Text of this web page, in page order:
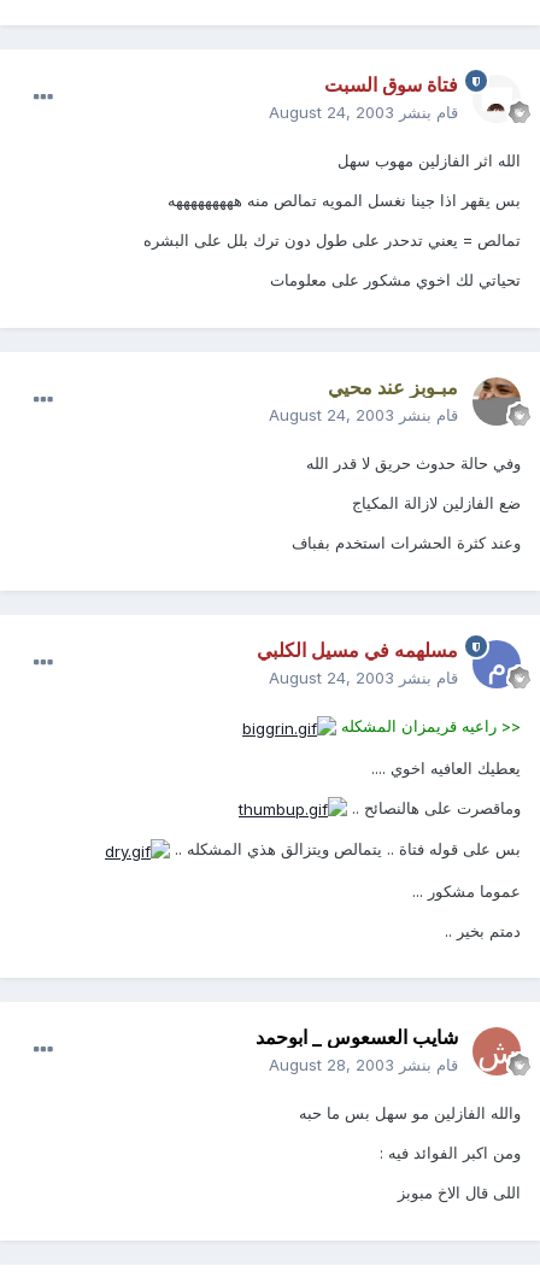
فتاة سوق السبت
قام بنشر August 24, 2003
الله اثر الفازلين مهوب سهل
بس يقهر اذا جينا نغسل المويه تمالص منه هههههههههه
تمالص = يعني تدحدر على طول دون ترك بلل على البشره
تحياتي لك اخوي مشكور على معلومات
مبـوبز عند محيي
قام بنشر August 24, 2003
وفي حالة حدوث حريق لا قدر الله
ضع الفازلين لازالة المكياج
وعند كثرة الحشرات استخدم بفباف
مسلهمه في مسيل الكلبي
قام بنشر August 24, 2003
<< راعيه قريمزان المشكله
يعطيك العافيه اخوي ....
وماقصرت على هالنصائح ..
بس على قوله فتاة .. يتمالص ويتزالق هذي المشكله ..
عموما مشكور ...
دمتم بخير ..
شايب العسعوس _ ابوحمد
قام بنشر August 28, 2003
والله الفازلين مو سهل بس ما حبه
ومن اكبر الفوائد فيه :
اللى قال الاخ مبوبز